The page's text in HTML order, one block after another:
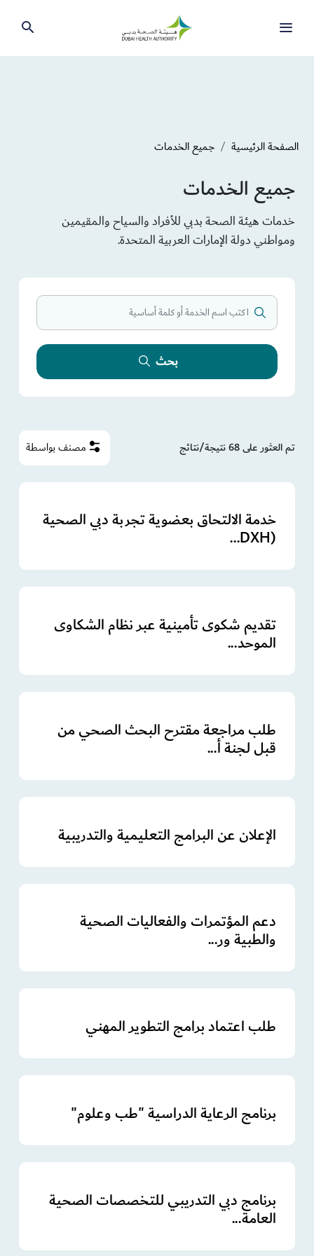
الصفحة الرئيسية جميع الخدمات
جميع الخدمات
خدمات هيئة الصحة بدبي للأفراد والسياح والمقيمين
ومواطني دولة الإمارات العربية المتحدة.
بحث
تم العثور على 68 نتيجة/نتائج مصنف بواسطة
خدمة الالتحاق بعضوية تجربة دبي الصحية
(DXH...
تقديم شكوى تأمينية عبر نظام الشكاوى
الموحد...
طلب مراجعة مقترح البحث الصحي من
قبل لجنة أ...
الإعلان عن البرامج التعليمية والتدريبية
دعم المؤتمرات والفعاليات الصحية
والطبية ور...
طلب اعتماد برامج التطوير المهني
برنامج الرعاية الدراسية "طب وعلوم"
برنامج دبي التدريبي للتخصصات الصحية
العامة...